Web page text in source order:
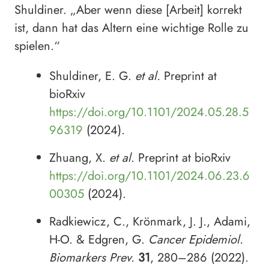
Shuldiner. „Aber wenn diese [Arbeit] korrekt
ist, dann hat das Altern eine wichtige Rolle zu
spielen.“
Shuldiner, E. G. et al. Preprint at
bioRxiv
https://doi.org/10.1101/2024.05.28.5
96319 (2024).
Zhuang, X. et al. Preprint at bioRxiv
https://doi.org/10.1101/2024.06.23.6
00305 (2024).
Radkiewicz, C., Krönmark, J. J., Adami,
H-O. & Edgren, G. Cancer Epidemiol.
Biomarkers Prev. 31, 280–286 (2022).